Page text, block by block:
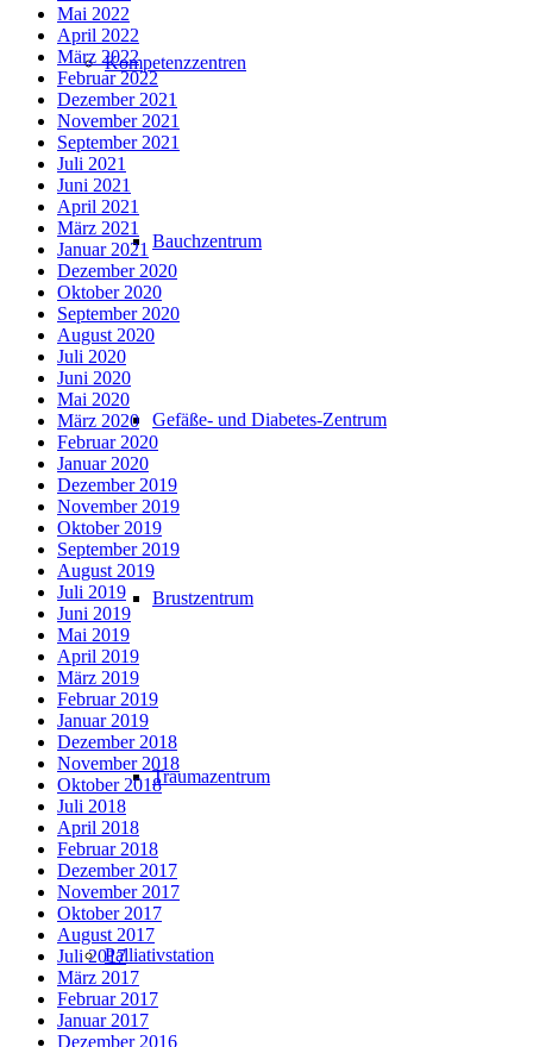
Kompetenzzentren
Bauchzentrum
Gefäße- und Diabetes-Zentrum
Brustzentrum
Traumazentrum
Palliativstation
Mai 2022
April 2022
März 2022
Februar 2022
Dezember 2021
November 2021
September 2021
Juli 2021
Juni 2021
April 2021
März 2021
Januar 2021
Dezember 2020
Oktober 2020
September 2020
August 2020
Juli 2020
Juni 2020
Mai 2020
März 2020
Februar 2020
Januar 2020
Dezember 2019
November 2019
Oktober 2019
September 2019
August 2019
Juli 2019
Juni 2019
Mai 2019
April 2019
März 2019
Februar 2019
Januar 2019
Dezember 2018
November 2018
Oktober 2018
Juli 2018
April 2018
Februar 2018
Dezember 2017
November 2017
Oktober 2017
August 2017
Juli 2017
März 2017
Februar 2017
Januar 2017
Dezember 2016